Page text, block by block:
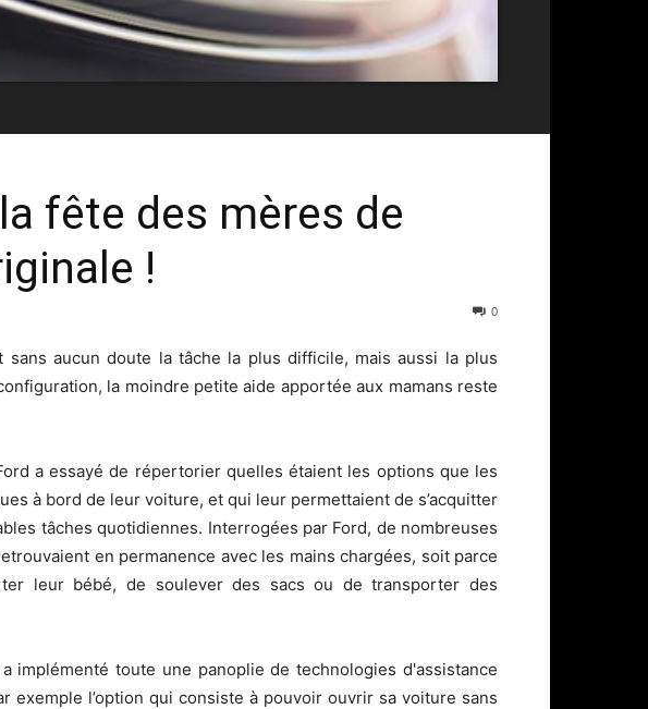
fête des mères de
!
0
sans aucun doute la tâche la plus difficile, mais aussi la plus
la moindre petite aide apportée aux mamans reste
a essayé de répertorier quelles étaient les options que les
à bord de leur voiture, et qui leur permettaient de s’acquitter
tâches quotidiennes. Interrogées par Ford, de nombreuses
en permanence avec les mains chargées, soit parce
leur bébé, de soulever des sacs ou de transporter des
implémenté toute une panoplie de technologies d'assistance
exemple l’option qui consiste à pouvoir ouvrir sa voiture sans